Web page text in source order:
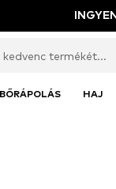
BŐRÁPOLÁS HAJ